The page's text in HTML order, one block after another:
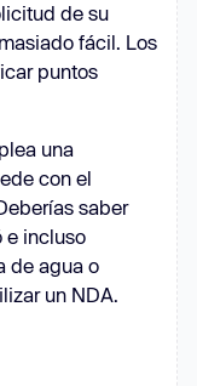
de su
fácil. Los
puntos
una
con el
saber
e incluso
de agua o
un NDA.